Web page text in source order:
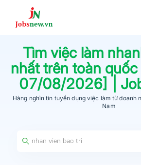
Tìm việc làm
nhất trên toàn
07/08/2026] |
Hàng nghìn tin tuyển dụng việc làm từdoanh
Nam